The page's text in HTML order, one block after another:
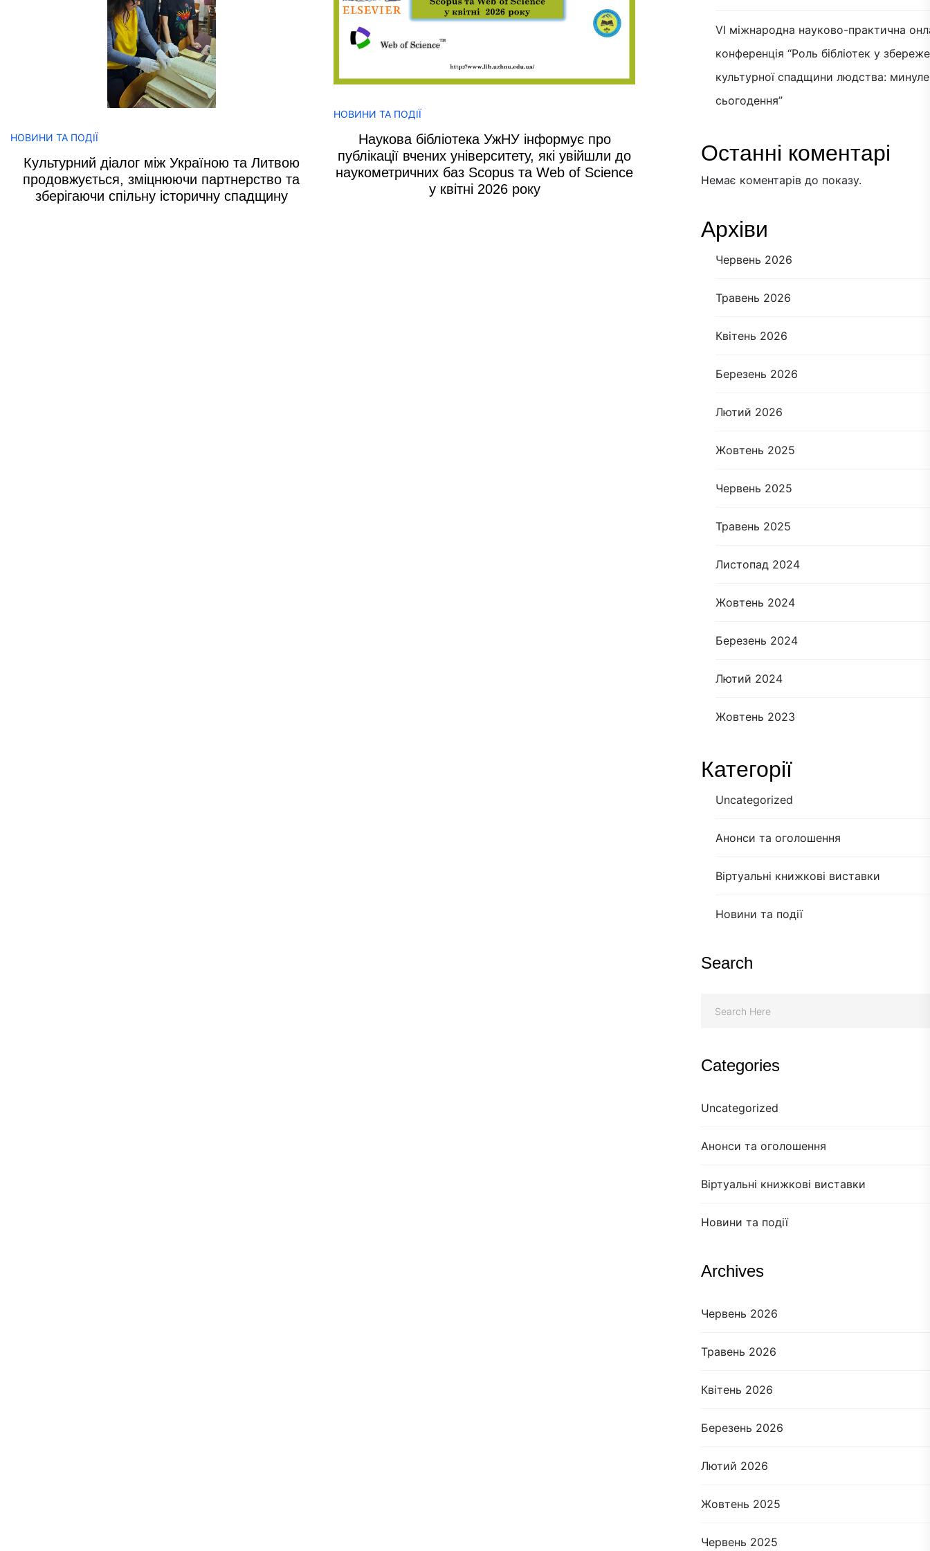
VI міжнародна науково-практична
конференція “Роль бібліотек у
культурної спадщини людства:
сьогодення”
Останні коментарі
Немає коментарів до показу.
Архіви
Червень 2026
Травень 2026
Квітень 2026
Березень 2026
Лютий 2026
Жовтень 2025
Червень 2025
Травень 2025
Листопад 2024
Жовтень 2024
Березень 2024
Лютий 2024
Жовтень 2023
Категорії
Uncategorized
Анонси та оголошення
Віртуальні книжкові виставки
Новини та події
Search
Categories
Uncategorized
Анонси та оголошення
Віртуальні книжкові виставки
Новини та події
Archives
Червень 2026
Травень 2026
Квітень 2026
Березень 2026
Лютий 2026
Жовтень 2025
Червень 2025
НОВИНИ ТА ПОДІЇ
Культурний діалог між Україною та Литвою
продовжується, зміцнюючи партнерство та
зберігаючи спільну історичну спадщину
НОВИНИ ТА ПОДІЇ
Наукова бібліотека УжНУ інформує про
публікації вчених університету, які увійшли до
наукометричних баз Scopus та Web of Science
у квітні 2026 року